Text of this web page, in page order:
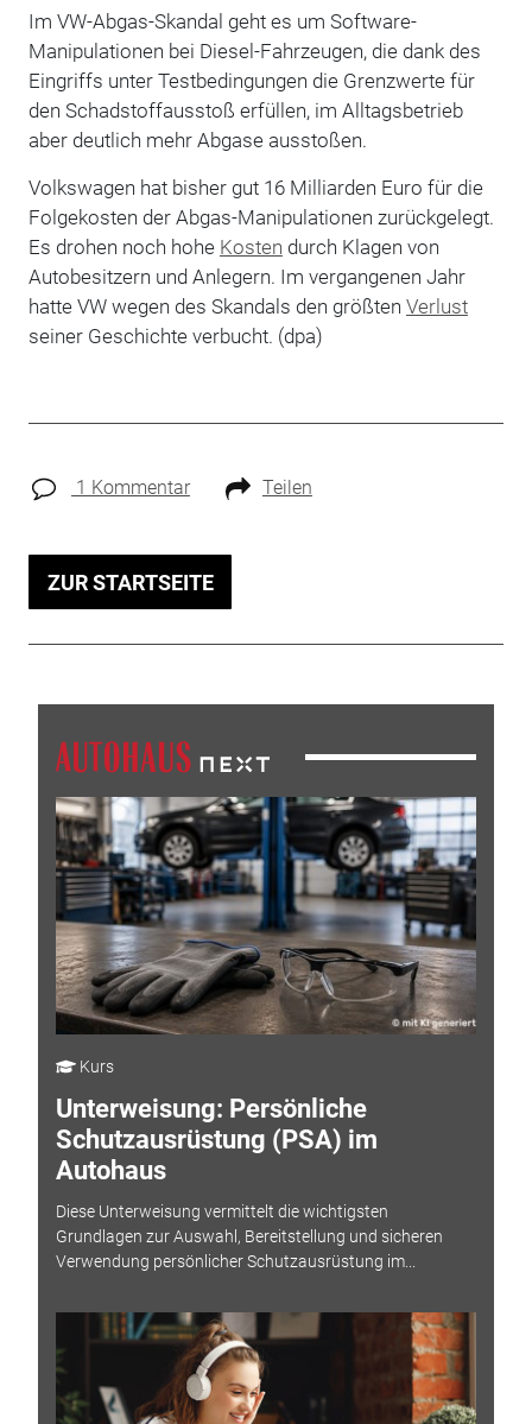
Im VW-Abgas-Skandal geht es um Software-
Manipulationen bei Diesel-Fahrzeugen, die dank des
Eingriffs unter Testbedingungen die Grenzwerte für
den Schadstoffausstoß erfüllen, im Alltagsbetrieb
aber deutlich mehr Abgase ausstoßen.
Volkswagen hat bisher gut 16 Milliarden Euro für die
Folgekosten der Abgas-Manipulationen zurückgelegt.
Es drohen noch hohe Kosten durch Klagen von
Autobesitzern und Anlegern. Im vergangenen Jahr
hatte VW wegen des Skandals den größten Verlust
seiner Geschichte verbucht. (dpa)
1 Kommentar Teilen
ZUR STARTSEITE
Kurs
Unterweisung: Persönliche
Schutzausrüstung (PSA) im
Autohaus
Diese Unterweisung vermittelt die wichtigsten
Grundlagen zur Auswahl, Bereitstellung und sicheren
Verwendung persönlicher Schutzausrüstung im...